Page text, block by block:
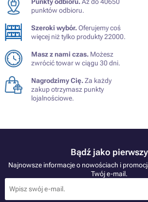
Punkty odbioru.Aż do 40650
punktów odbioru.
Szeroki wybór.Oferujemy coś
więcej niż tylko produkty 22000.
Masz z nami czas. Możesz
zwrócić towar w ciągu 30 dni.
Nagrodzimy Cię.Za każdy
zakup otrzymasz punkty
lojalnościowe.
Bądź jako pierwszy
Najnowsze informacje o nowościach i
Twój e-mail.